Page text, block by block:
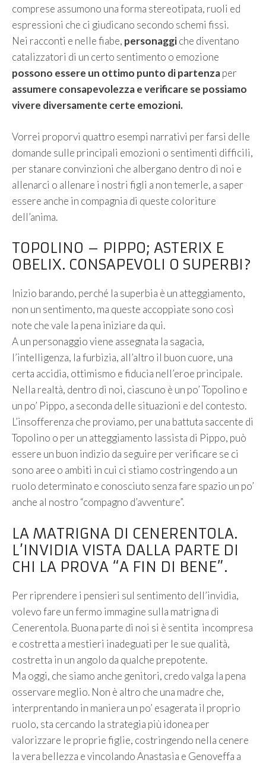
comprese assumono una forma stereotipata, ruoli ed
espressioni che ci giudicano secondo schemi fissi.
Nei racconti e nelle fiabe, personaggiche diventano
catalizzatori di un certo sentimento o emozione
possono essere un ottimo punto di partenzaper
assumere consapevolezza e verificare se possiamo
vivere diversamente certe emozioni.
Vorrei proporvi quattro esempi narrativi per farsi delle
domande sulle principali emozioni o sentimenti difficili,
per stanare convinzioni che albergano dentro di noi e
allenarci o allenare i nostri figli a non temerle, a saper
essere anche in compagnia di queste coloriture
dell’anima.
TOPOLINO – PIPPO; ASTERIX E
OBELIX. CONSAPEVOLI O SUPERBI?
Inizio barando, perché la superbia è un atteggiamento,
non un sentimento, ma queste accoppiate sono così
note che vale la pena iniziare da qui.
A un personaggio viene assegnata la sagacia,
l’intelligenza, la furbizia, all’altro il buon cuore, una
certa accidia, ottimismo e fiducia nell’eroe principale.
Nella realtà, dentro di noi, ciascuno è un po’ Topolino e
un po’ Pippo, a seconda delle situazioni e del contesto.
L’insofferenza che proviamo, per una battuta saccente di
Topolino o per un atteggiamento lassista di Pippo, può
essere un buon indizio da seguire per verificare se ci
sono aree o ambiti in cui ci stiamo costringendo a un
ruolo determinato e conosciuto senza fare spazio un po’
anche al nostro “compagno d’avventure”.
LA MATRIGNA DI CENERENTOLA.
L’INVIDIA VISTA DALLA PARTE DI
CHI LA PROVA “A FIN DI BENE”.
Per riprendere i pensieri sul sentimento dell’invidia,
volevo fare un fermo immagine sulla matrigna di
Cenerentola. Buona parte di noi si è sentita incompresa
e costretta a mestieri inadeguati per le sue qualità,
costretta in un angolo da qualche prepotente.
Ma oggi, che siamo anche genitori, credo valga la pena
osservare meglio. Non è altro che una madre che,
interprentando in maniera un po’ esagerata il proprio
ruolo, sta cercando la strategia più idonea per
valorizzare le proprie figlie, costringendo nella cenere
la vera bellezza e vincolando Anastasia e Genoveffa a